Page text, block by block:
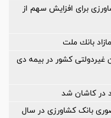
برای افزایش سهم از
غیردولتی کشور در بیمه دی
در کاشان شد
بانک کشاورزی در سال